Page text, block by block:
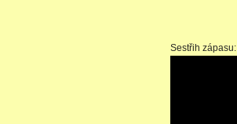
Sestřih zápasu: